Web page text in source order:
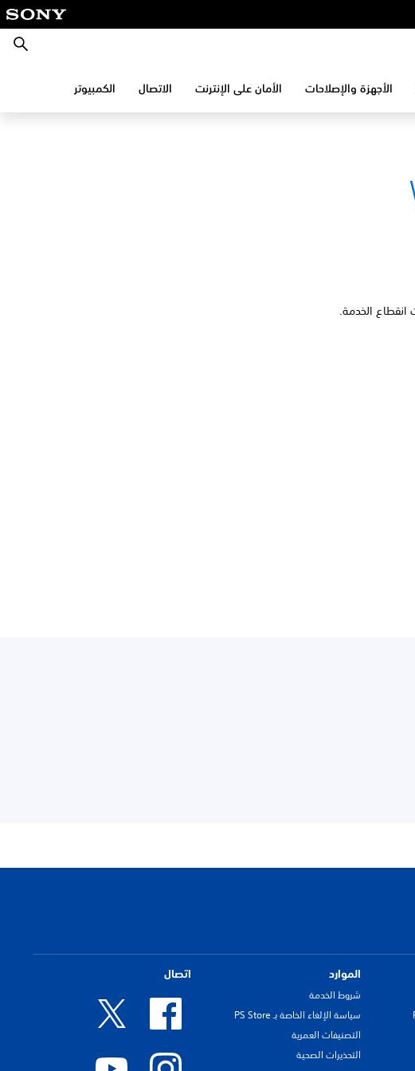
بحث
الأجهزة والإصلاحات الأمان على الإنترنت الاتصال الكمبيوتر
الموارد
شروط الخدمة
سياسة الإلغاء الخاصة بـ PS Store
التصنيفات العمرية
التحذيرات الصحية
اتصال